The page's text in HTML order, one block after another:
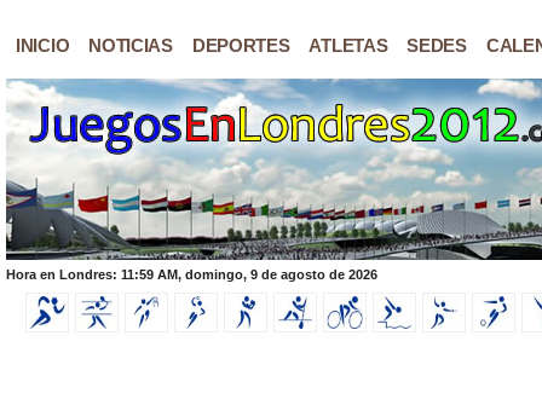
INICIO NOTICIAS DEPORTES ATLETAS SEDES
Hora en Londres: 11:59 AM, domingo, 9 de agosto de 2026